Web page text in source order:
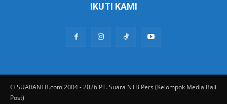
IKUTI KAMI
© SUARANTB.com 2004 - 2026 PT. Suara NTB Pers (Kelompok Media Bali
Post)